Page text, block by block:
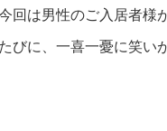
回は男性のご入居者
びに、一喜一憂に笑い